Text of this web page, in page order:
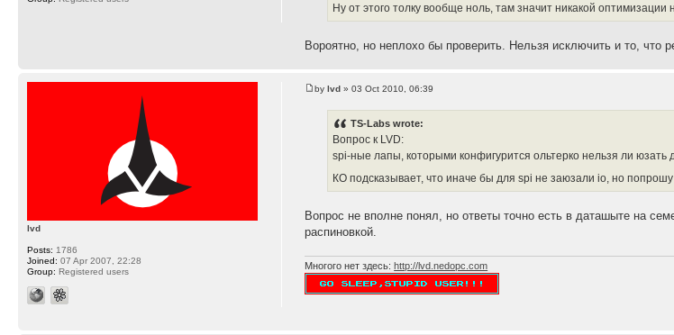
Ну от этого толку вообще ноль, там значит никакой оптимизации
Вороятно, но неплохо бы проверить. Нельзя исключить и то, что
bylvd » 03 Oct 2010, 06:39
TS-Labs wrote:
Вопрос к LVD:
spi-ные лапы, которыми конфигурится ольтерко нельзя ли
КО подсказывает, что иначе бы для spi не заюзали io, но
Вопрос не вполне понял, но ответы точно есть в даташыте на
распиновкой.
Многого нет здесь:http://lvd.nedopc.com
lvd
Posts: 1786
Joined: 07 Apr 2007, 22:28
Group: Registered users